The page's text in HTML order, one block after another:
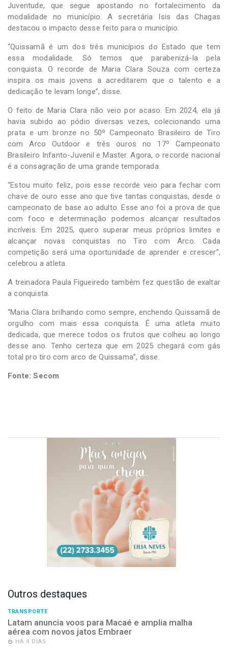
Juventude, que segue apostando no fortalecimento da
modalidade no município. A secretária Isis das Chagas
destacou o impacto desse feito para o município.
“Quissamã é um dos três municípios do Estado que tem
essa modalidade. Só temos que parabenizá-la pela
conquista. O recorde de Maria Clara Souza com certeza
inspira os mais jovens a acreditarem que o talento e a
dedicação te levam longe”, disse.
O feito de Maria Clara não veio por acaso. Em 2024, ela já
havia subido ao pódio diversas vezes, colecionando uma
prata e um bronze no 50º Campeonato Brasileiro de Tiro
com Arco Outdoor e três ouros no 17º Campeonato
Brasileiro Infanto-Juvenil e Master. Agora, o recorde nacional
é a consagração de uma grande temporada.
“Estou muito feliz, pois esse recorde veio para fechar com
chave de ouro esse ano que tive tantas conquistas, desde o
campeonato de base ao adulto. Esse ano foi a prova de que
com foco e determinação podemos alcançar resultados
incríveis. Em 2025, quero superar meus próprios limites e
alcançar novas conquistas no Tiro com Arco. Cada
competição será uma oportunidade de aprender e crescer”,
celebrou a atleta.
A treinadora Paula Figueiredo também fez questão de exaltar
a conquista.
“Maria Clara brilhando como sempre, enchendo Quissamã de
orgulho com mais essa conquista. É uma atleta muito
dedicada, que merece todos os frutos que colheu ao longo
desse ano. Tenho certeza que em 2025 chegará com gás
total pro tiro com arco de Quissama”, disse.
Fonte: Secom
Outros destaques
TRANSPORTE
Latam anuncia voos para Macaé e amplia malha
aérea com novos jatos Embraer
HÁ 4 DIAS